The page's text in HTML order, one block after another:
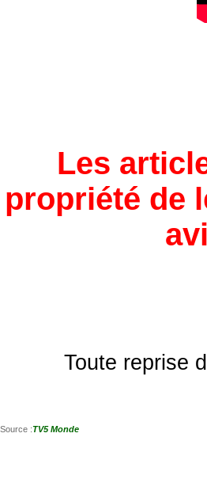
Les
propriété de
Toute reprise
Source :TV5 Monde